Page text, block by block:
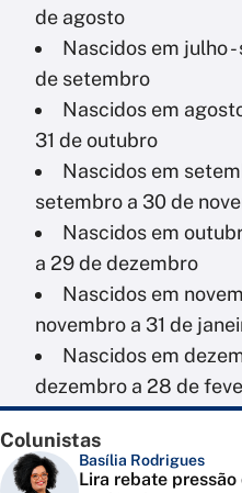
de agosto
Nascidos em julho -
de setembro
Nascidos em
31 de outubro
Nascidos em
setembro a 30 de
Nascidos em
a 29 de dezembro
Nascidos em
novembro a 31 de
Nascidos em
dezembro a 28 de
Colunistas
Basília Rodrigues
Lira rebate pressão